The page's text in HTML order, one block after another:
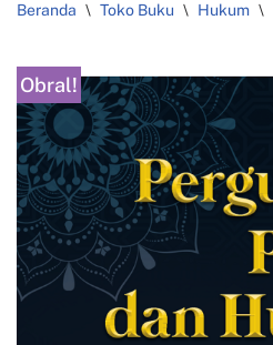
Beranda \ Toko Buku \ Hukum \
Obral!